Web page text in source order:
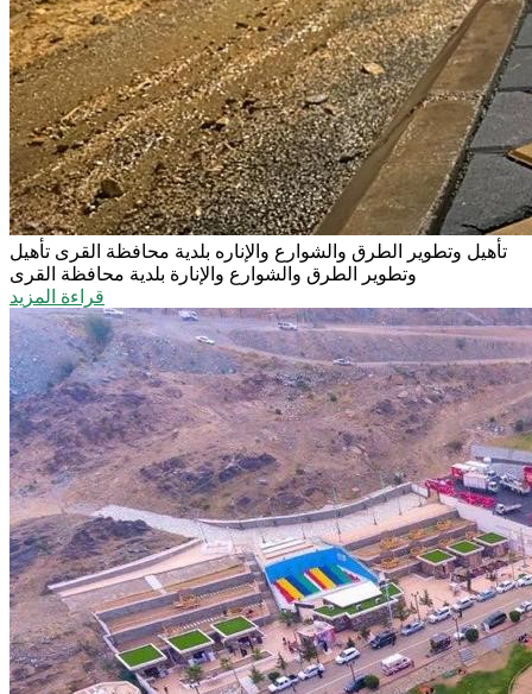
تأهيل وتطوير الطرق والشوارع والإناره بلدية محافظة القرى تأهيل
وتطوير الطرق والشوارع والإنارة بلدية محافظة القرى
قراءة المزيد